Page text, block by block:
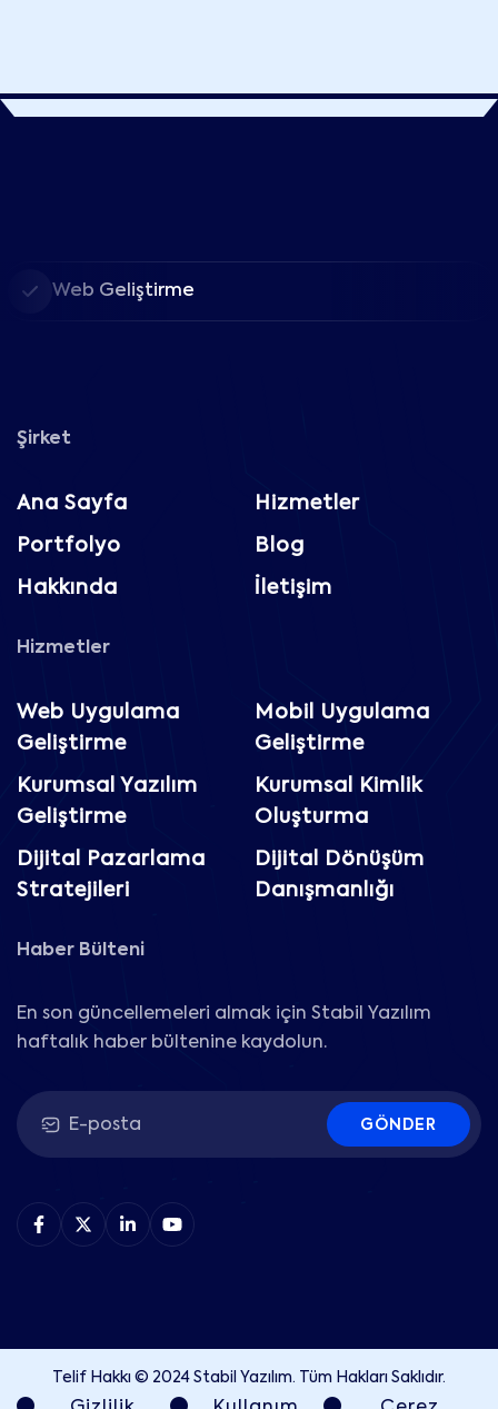
Web Geliştirme
Şirket
Ana Sayfa Hizmetler
Portfolyo Blog
Hakkında İletişim
Hizmetler
Web Uygulama
Geliştirme
Mobil Uygulama
Geliştirme
Kurumsal Yazılım
Geliştirme
Kurumsal Kimlik
Oluşturma
Dijital Pazarlama
Stratejileri
Dijital Dönüşüm
Danışmanlığı
Haber Bülteni
En son güncellemeleri almak için Stabil Yazılım
haftalık haber bültenine kaydolun.
GÖNDER
Telif Hakkı © 2024 Stabil Yazılım. Tüm Hakları Saklıdır.